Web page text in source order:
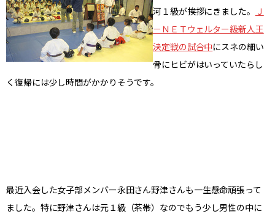
河１級が挨拶にきました。
Ｊ
－ＮＥＴウェルター級新人王
決定戦の試合中にスネの細い
骨にヒビがはいっていたらし
く復帰には少し時間がかかりそうです。
最近入会した女子部メンバー永田さん野津さんも一生懸命頑張って
ました。特に野津さんは元１級（茶帯）なのでもう少し男性の中に